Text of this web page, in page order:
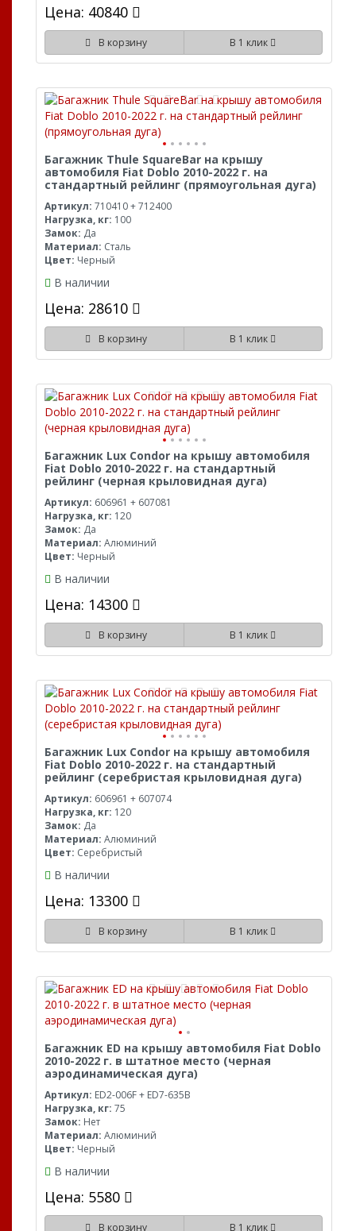
Цена: 40840
В корзину В 1 клик
Багажник Thule SquareBar на крышу
автомобиля Fiat Doblo 2010-2022 г. на
стандартный рейлинг (прямоугольная дуга)
Артикул: 710410 + 712400
Нагрузка, кг: 100
Замок: Да
Материал: Сталь
Цвет: Черный
В наличии
Цена: 28610
В корзину В 1 клик
Багажник Lux Condor на крышу автомобиля
Fiat Doblo 2010-2022 г. на стандартный
рейлинг (черная крыловидная дуга)
Артикул: 606961 + 607081
Нагрузка, кг: 120
Замок: Да
Материал: Алюминий
Цвет: Черный
В наличии
Цена: 14300
В корзину В 1 клик
Багажник Lux Condor на крышу автомобиля
Fiat Doblo 2010-2022 г. на стандартный
рейлинг (серебристая крыловидная дуга)
Артикул: 606961 + 607074
Нагрузка, кг: 120
Замок: Да
Материал: Алюминий
Цвет: Серебристый
В наличии
Цена: 13300
В корзину В 1 клик
Багажник ED на крышу автомобиля Fiat Doblo
2010-2022 г. в штатное место (черная
аэродинамическая дуга)
Артикул: ED2-006F + ED7-635B
Нагрузка, кг: 75
Замок: Нет
Материал: Алюминий
Цвет: Черный
В наличии
Цена: 5580
В корзину В 1 клик